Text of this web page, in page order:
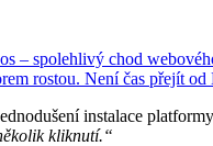
– spolehlivý chod
rostou. Není čas přejít od
instalace
kliknutí.“